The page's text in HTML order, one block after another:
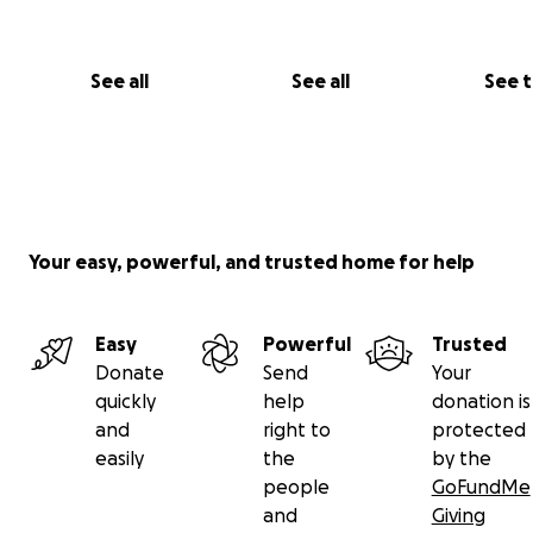
See all See all See
bekommen:
Sichere Unterkunft
egal wie klein – kann Leben retten.
Bitte teilt diese Kampagne, damit mehr Menschen ihre
Geschichte sehen.
Vielen Dank von Herzen an alle, die helfen.
Your easy, powerful, and trusted home for help
Easy
Donate
quickly
and
easily
Powerful
Send
help
right to
the
people
and
Trusted
Your
donation is
protected
by the
GoFundMe
Giving